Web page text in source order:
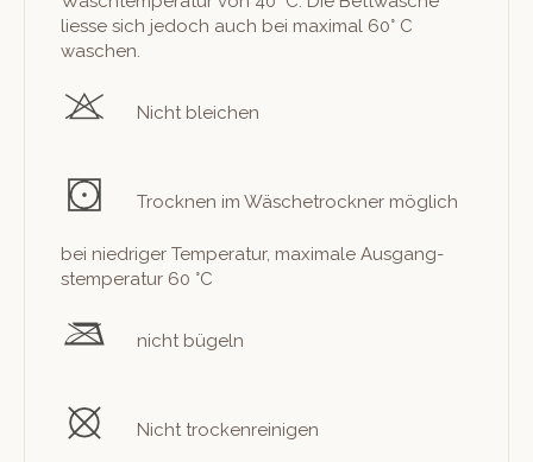
liesse sich jedoch auch bei max­i­mal 60° C
waschen.
Nicht bleichen
Trock­nen im Wäschetrock­n­er möglich
bei niedriger Tem­per­atur, max­i­male Aus­gang­
stem­per­atur 60 °C
nicht bügeln
Nicht trockenreinigen